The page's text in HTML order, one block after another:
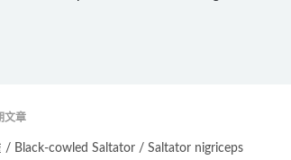
文章
/ Black-cowled Saltator / Saltator nigriceps